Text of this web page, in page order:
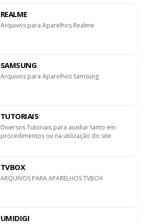
REALME
Arquivos para Aparelhos Realme
SAMSUNG
Arquivos para Aparelhos Samsung
TUTORIAIS
Diversos Tutoriais para auxiliar tanto em
procedimentos ou na utilização do site.
TVBOX
ARQUIVOS PARA APARELHOS TVBOX
UMIDIGI